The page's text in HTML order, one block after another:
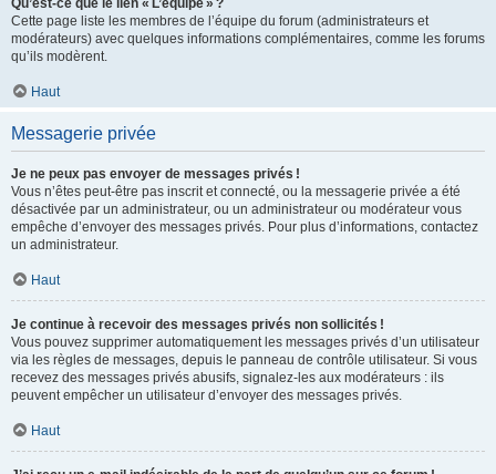
Qu’est-ce que le lien « L’équipe » ?
Cette page liste les membres de l’équipe du forum (administrateurs et
modérateurs) avec quelques informations complémentaires, comme les forums
qu’ils modèrent.
Haut
Messagerie privée
Je ne peux pas envoyer de messages privés !
Vous n’êtes peut-être pas inscrit et connecté, ou la messagerie privée a été
désactivée par un administrateur, ou un administrateur ou modérateur vous
empêche d’envoyer des messages privés. Pour plus d’informations, contactez
un administrateur.
Haut
Je continue à recevoir des messages privés non sollicités !
Vous pouvez supprimer automatiquement les messages privés d’un utilisateur
via les règles de messages, depuis le panneau de contrôle utilisateur. Si vous
recevez des messages privés abusifs, signalez-les aux modérateurs : ils
peuvent empêcher un utilisateur d’envoyer des messages privés.
Haut